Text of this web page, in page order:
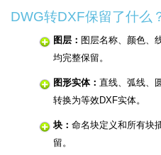
DWG转DXF保留了什么
图层： 图层名称、颜色、
均完整保留。
图形实体： 直线、弧线、
转换为等效DXF实体。
块： 命名块定义和所有块
留。